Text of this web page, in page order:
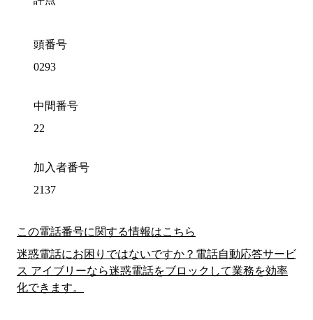
頭番号
0293
中間番号
22
加入者番号
2137
この電話番号に関する情報はこちら
迷惑電話にお困りではないですか？電話自動応答サービ
ス アイブリーなら迷惑電話をブロックして業務を効率
化できます。